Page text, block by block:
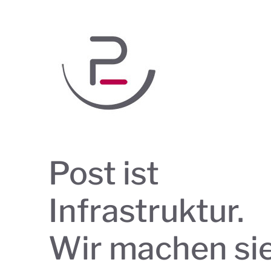
Post ist
Infrastruktur.
Wir machen